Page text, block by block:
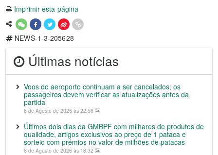
Imprimir esta página
NEWS-1-3-205628
Últimas notícias
Voos do aeroporto continuam a ser cancelados; os
passageiros devem verificar as atualizações antes da
partida
8 de Agosto de 2026 às 22:56
Últimos dois dias da GMBPF com milhares de produtos de
qualidade, artigos exclusivos ao preço de 1 pataca e
sorteio com prémios no valor de milhões de patacas
8 de Agosto de 2026 às 18:32